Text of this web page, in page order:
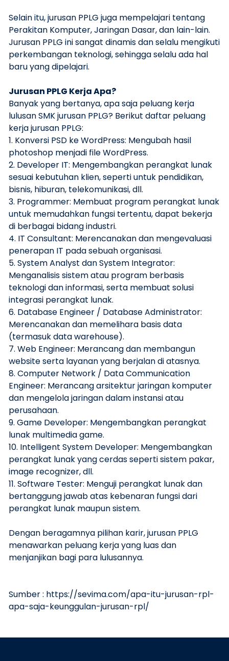
Selain itu, jurusan PPLG juga mempelajari tentang
Perakitan Komputer, Jaringan Dasar, dan lain-lain.
Jurusan PPLG ini sangat dinamis dan selalu mengikuti
perkembangan teknologi, sehingga selalu ada hal
baru yang dipelajari.
Jurusan PPLG Kerja Apa?
Banyak yang bertanya, apa saja peluang kerja
lulusan SMK jurusan PPLG? Berikut daftar peluang
kerja jurusan PPLG:
1. Konversi PSD ke WordPress: Mengubah hasil
photoshop menjadi file WordPress.
2. Developer IT: Mengembangkan perangkat lunak
sesuai kebutuhan klien, seperti untuk pendidikan,
bisnis, hiburan, telekomunikasi, dll.
3. Programmer: Membuat program perangkat lunak
untuk memudahkan fungsi tertentu, dapat bekerja
di berbagai bidang industri.
4. IT Consultant: Merencanakan dan mengevaluasi
penerapan IT pada sebuah organisasi.
5. System Analyst dan System Integrator:
Menganalisis sistem atau program berbasis
teknologi dan informasi, serta membuat solusi
integrasi perangkat lunak.
6. Database Engineer / Database Administrator:
Merencanakan dan memelihara basis data
(termasuk data warehouse).
7. Web Engineer: Merancang dan membangun
website serta layanan yang berjalan di atasnya.
8. Computer Network / Data Communication
Engineer: Merancang arsitektur jaringan komputer
dan mengelola jaringan dalam instansi atau
perusahaan.
9. Game Developer: Mengembangkan perangkat
lunak multimedia game.
10. Intelligent System Developer: Mengembangkan
perangkat lunak yang cerdas seperti sistem pakar,
image recognizer, dll.
11. Software Tester: Menguji perangkat lunak dan
bertanggung jawab atas kebenaran fungsi dari
perangkat lunak maupun sistem.
Dengan beragamnya pilihan karir, jurusan PPLG
menawarkan peluang kerja yang luas dan
menjanjikan bagi para lulusannya.
Sumber : https://sevima.com/apa-itu-jurusan-rpl-
apa-saja-keunggulan-jurusan-rpl/